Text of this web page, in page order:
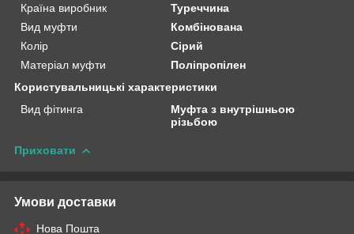
Країна виробник
Туреччина
Вид муфти
Комбінована
Колір
Сірий
Матеріал муфти
Поліпропілен
Користувальницькі характеристики
Вид фітинга
Муфта з внутрішньою
різьбою
Приховати
Умови доставки
Нова Пошта